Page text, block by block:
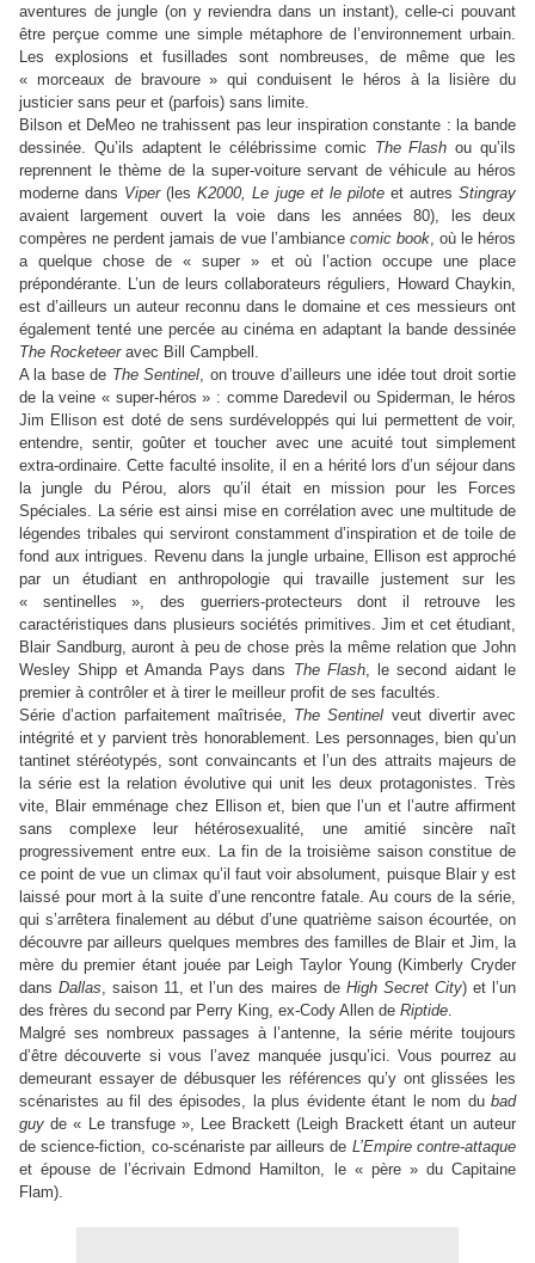
aventures de jungle (on y reviendra dans un instant), celle-ci pouvant
être perçue comme une simple métaphore de l’environnement urbain.
Les explosions et fusillades sont nombreuses, de même que les
« morceaux de bravoure » qui conduisent le héros à la lisière du
justicier sans peur et (parfois) sans limite.
Bilson et DeMeo ne trahissent pas leur inspiration constante : la bande
dessinée. Qu’ils adaptent le célébrissime comic The Flash ou qu’ils
reprennent le thème de la super-voiture servant de véhicule au héros
moderne dans Viper(lesK2000, Le juge et le piloteet autresStingray
avaient largement ouvert la voie dans les années 80), les deux
compères ne perdent jamais de vue l’ambiance comic book, où le héros
a quelque chose de « super » et où l’action occupe une place
prépondérante. L’un de leurs collaborateurs réguliers, Howard Chaykin,
est d’ailleurs un auteur reconnu dans le domaine et ces messieurs ont
également tenté une percée au cinéma en adaptant la bande dessinée
The Rocketeeravec Bill Campbell.
A la base de The Sentinel, on trouve d’ailleurs une idée tout droit sortie
de la veine « super-héros » : comme Daredevil ou Spiderman, le héros
Jim Ellison est doté de sens surdéveloppés qui lui permettent de voir,
entendre, sentir, goûter et toucher avec une acuité tout simplement
extra-ordinaire. Cette faculté insolite, il en a hérité lors d’un séjour dans
la jungle du Pérou, alors qu’il était en mission pour les Forces
Spéciales. La série est ainsi mise en corrélation avec une multitude de
légendes tribales qui serviront constamment d’inspiration et de toile de
fond aux intrigues. Revenu dans la jungle urbaine, Ellison est approché
par un étudiant en anthropologie qui travaille justement sur les
« sentinelles », des guerriers-protecteurs dont il retrouve les
caractéristiques dans plusieurs sociétés primitives. Jim et cet étudiant,
Blair Sandburg, auront à peu de chose près la même relation que John
Wesley Shipp et Amanda Pays dans The Flash, le second aidant le
premier à contrôler et à tirer le meilleur profit de ses facultés.
Série d’action parfaitement maîtrisée, The Sentinel veut divertir avec
intégrité et y parvient très honorablement. Les personnages, bien qu’un
tantinet stéréotypés, sont convaincants et l’un des attraits majeurs de
la série est la relation évolutive qui unit les deux protagonistes. Très
vite, Blair emménage chez Ellison et, bien que l’un et l’autre affirment
sans complexe leur hétérosexualité, une amitié sincère naît
progressivement entre eux. La fin de la troisième saison constitue de
ce point de vue un climax qu’il faut voir absolument, puisque Blair y est
laissé pour mort à la suite d’une rencontre fatale. Au cours de la série,
qui s’arrêtera finalement au début d’une quatrième saison écourtée, on
découvre par ailleurs quelques membres des familles de Blair et Jim, la
mère du premier étant jouée par Leigh Taylor Young (Kimberly Cryder
dansDallas, saison 11, et l’un des maires de High Secret City) et l’un
des frères du second par Perry King, ex-Cody Allen de Riptide.
Malgré ses nombreux passages à l’antenne, la série mérite toujours
d’être découverte si vous l’avez manquée jusqu’ici. Vous pourrez au
demeurant essayer de débusquer les références qu’y ont glissées les
scénaristes au fil des épisodes, la plus évidente étant le nom du bad
guy de « Le transfuge », Lee Brackett (Leigh Brackett étant un auteur
de science-fiction, co-scénariste par ailleurs de L’Empire contre-attaque
et épouse de l’écrivain Edmond Hamilton, le « père » du Capitaine
Flam).